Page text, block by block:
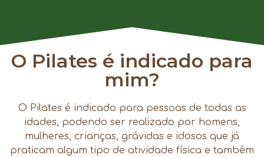
O Pilates é indicado para
mim?
O Pilates é indicado para pessoas de todas as
idades, podendo ser realizado por homens,
mulheres, crianças, grávidas e idosos que já
praticam algum tipo de atividade física e também